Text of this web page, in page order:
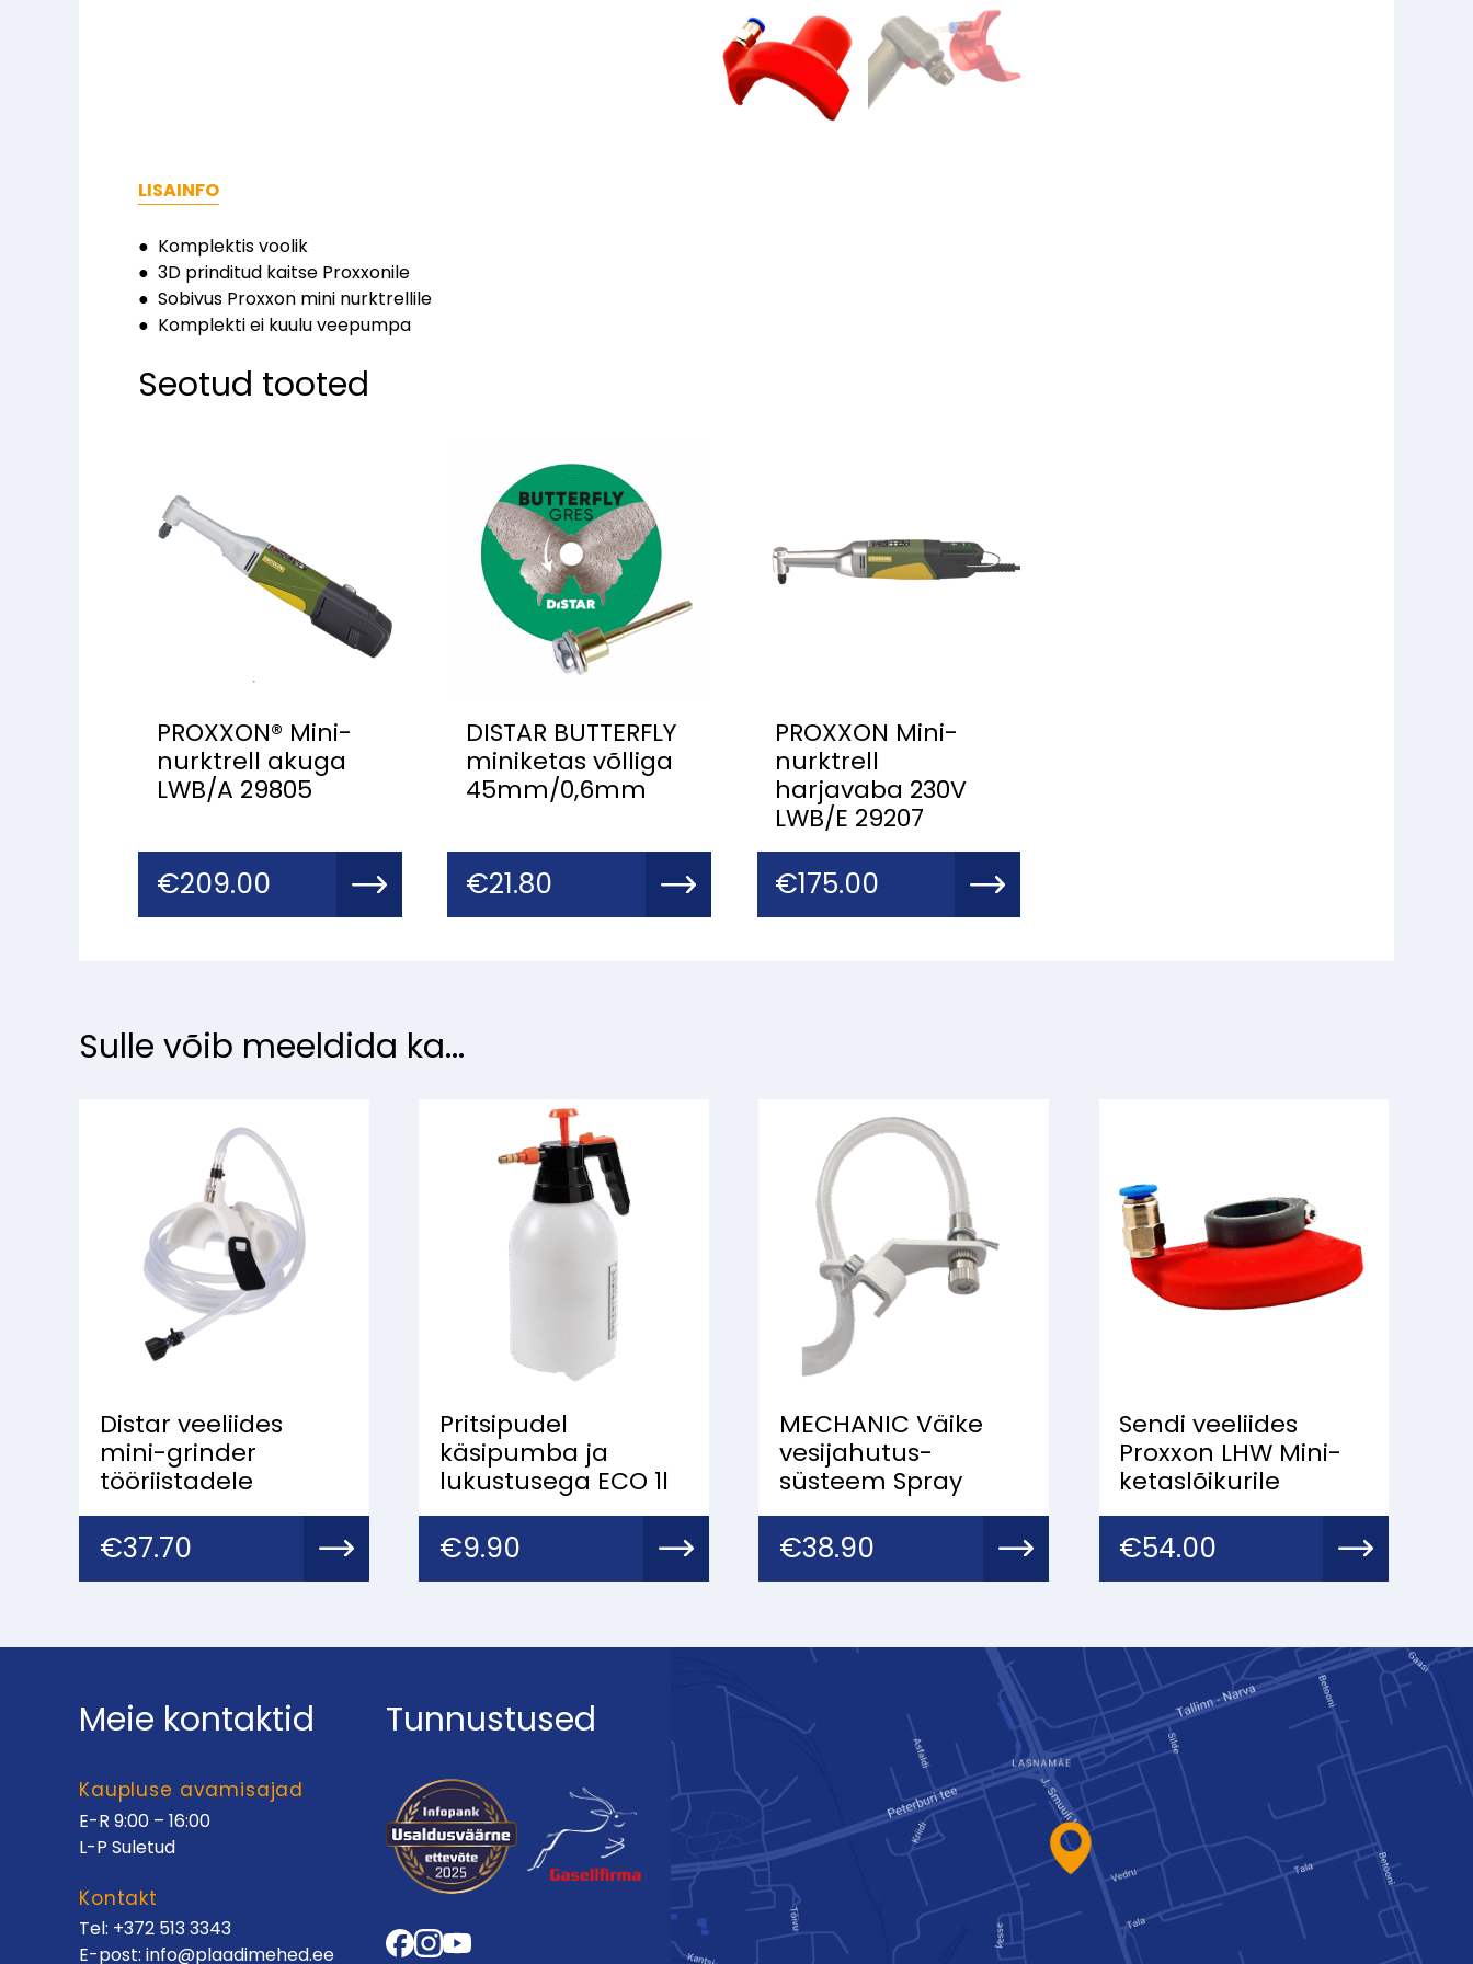
LISAINFO
● Komplektis voolik
● 3D prinditud kaitse Proxxonile
● Sobivus Proxxon mini nurktrellile
● Komplekti ei kuulu veepumpa
Seotud tooted
PROXXON® Mini-
nurktrell akuga
LWB/A 29805
€209.00
DISTAR BUTTERFLY
miniketas võlliga
45mm/0,6mm
€21.80
PROXXON Mini-
nurktrell
harjavaba 230V
LWB/E 29207
€175.00
Sulle võib meeldida ka...
Distar veeliides
mini-grinder
tööriistadele
€37.70
Pritsipudel
käsipumba ja
lukustusega ECO 1l
€9.90
MECHANIC Väike
vesijahutus-
süsteem Spray
€38.90
Sendi veeliides
Proxxon LHW Mini-
ketaslõikurile
€54.00
Meie kontaktid
Kaupluse avamisajad
E-R 9:00 – 16:00
L-P Suletud
Kontakt
Tel: +372 513 3343
E-post: info@plaadimehed.ee
Tunnustused